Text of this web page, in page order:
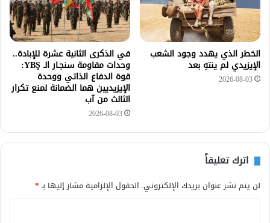
الخطر الذي يهدد وجود الشعب
الإيزيدي لم ينتهِ بعد
2026-08-03
في الذكرى الثانية عشرة للإبادة..
وحدات مقاومة سنجـار الـ YBŞ:
قوة الدفاع الذاتي ووحدة
الإيزيديين هما الضمانة لمنع تكرار
الثالث من آب
2026-08-03
اترك تعليقاً
لن يتم نشر عنوان بريدك الإلكتروني. الحقول الإلزامية مشار إليها بـ*